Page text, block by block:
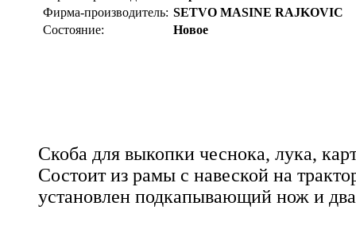
Фирма-производитель: SETVO MASINE RAJKOVIC
Состояние:
Новое
Скоба для выкопки чеснока, лука,
Состоит из рамы с навеской на
установлен подкапывающий нож и